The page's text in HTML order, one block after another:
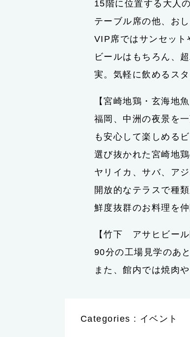
15階に位置する大人
テーブル席の他、お
VIP席ではサンセット
ビールはもちろん、
実。気軽に飲めるス
【宮崎地鶏・玄海地
福岡、中洲の夜景を
も安心して楽しめる
選び抜かれた宮崎地
ヤリイカ、サバ、ア
開放的なテラスで種
鮮度抜群のお料理を
【竹下 アサヒビール
90分の工場見学のあ
また、館内では焼肉
Categories : イベント